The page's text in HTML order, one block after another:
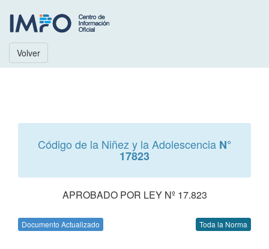
Volver
Código de la Niñez y la Adolescencia N°
17823
APROBADO POR LEY Nº 17.823
Documento Actualizado Toda la Norma